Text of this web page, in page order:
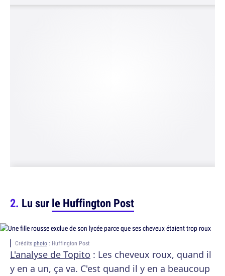
Lu surle Huffington Post
Crédits photo : Huffington Post
L'analyse de Topito : Les cheveux roux, quand il
y en a un, ça va. C'est quand il y en a beaucoup